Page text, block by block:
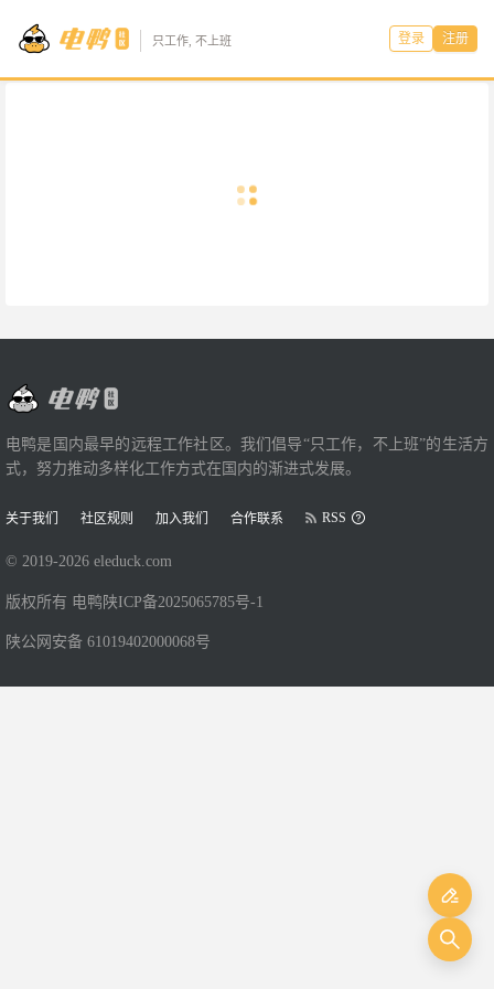
只工作, 不上班 登录 注册
电鸭是国内最早的远程工作社区。我们倡导“只工作，不上班”的生活方
式，努力推动多样化工作方式在国内的渐进式发展。
关于我们 社区规则 加入我们 合作联系 RSS
© 2019-2026 eleduck.com
版权所有 电鸭 陕ICP备2025065785号-1
陕公网安备 61019402000068号